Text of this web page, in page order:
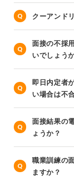
クーアンド
面接の不採
いでしょう
即日内定者
い場合は不
面接結果の
ょうか？
職業訓練の
ますか？